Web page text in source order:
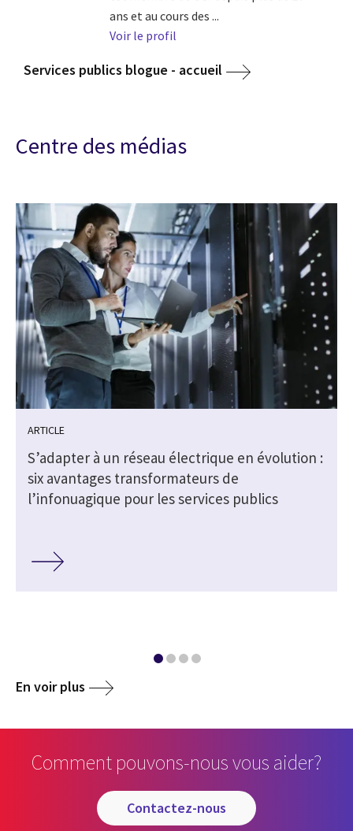
ans et au cours des ...
Voir le profil
Services publics blogue - accueil
Centre des médias
ARTICLE
S’adapter à un réseau électrique en évolution :
six avantages transformateurs de
l’infonuagique pour les services publics
En voir plus
Comment pouvons-nous vous aider?
contactez-nous